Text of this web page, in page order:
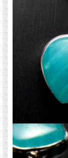
※まとめての撮影な
天然石ですので多少
よる浄化後 発送致し
関連キーワード
天然石 パワーストー
ィース 卸し 卸価格